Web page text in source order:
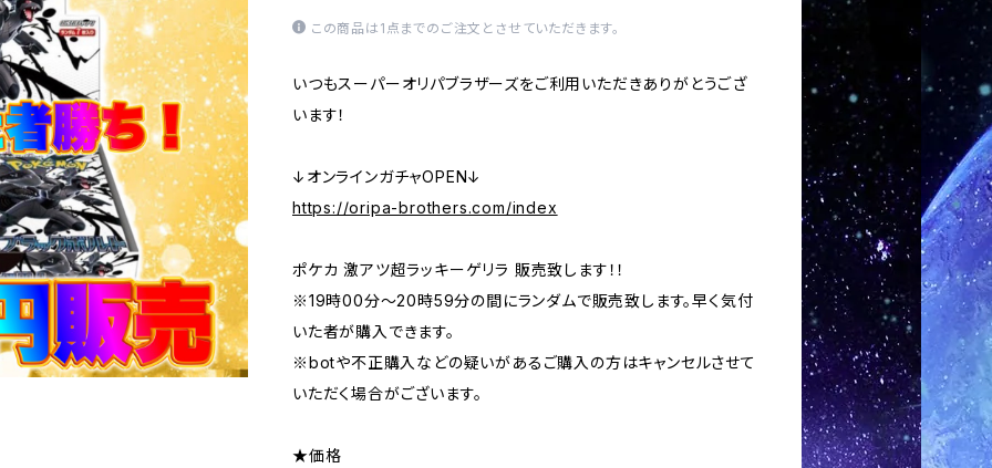
この商品は1点までのご注文とさせていただきます。
いつもスーパーオリパブラザーズをご利用いただきありがとうござ
います！
↓オンラインガチャOPEN↓
https://oripa-brothers.com/index
ポケカ 激アツ超ラッキーゲリラ 販売致します！！
※19時00分〜20時59分の間にランダムで販売致します。早く気付
いた者が購入できます。
※botや不正購入などの疑いがあるご購入の方はキャンセルさせて
いただく場合がございます。
★価格